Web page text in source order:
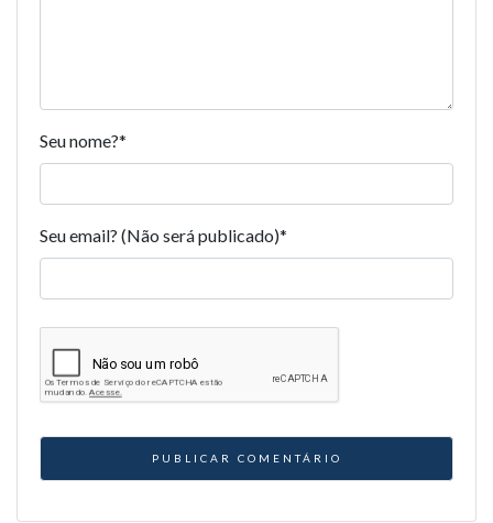
Seu nome?*
Seu email? (Não será publicado)*